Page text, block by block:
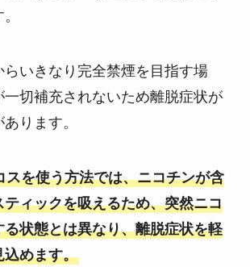
いきなり完全禁煙を目指す場
切補充されないため離脱症状が
ります。
スを使う方法では、ニコチンが含
ィックを吸えるため、突然ニコ
状態とは異なり、離脱症状を軽
込めます。